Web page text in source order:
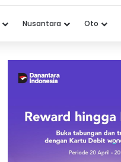
Nusantara Oto